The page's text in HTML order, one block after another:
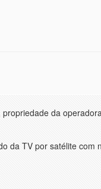
propriedade da
da TV por satélite com